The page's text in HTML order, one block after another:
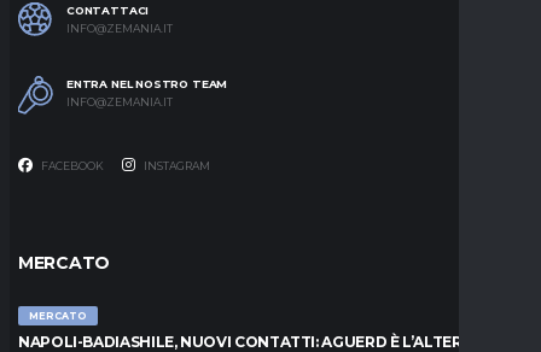
CONTATTACI
INFO@ZEMANIA.IT
ENTRA NEL NOSTRO TEAM
INFO@ZEMANIA.IT
FACEBOOK INSTAGRAM
MERCATO
MERCATO
NAPOLI-BADIASHILE, NUOVI CONTATTI: AGUERD È L’ALTERNATIVA